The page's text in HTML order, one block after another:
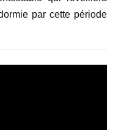
par cette période